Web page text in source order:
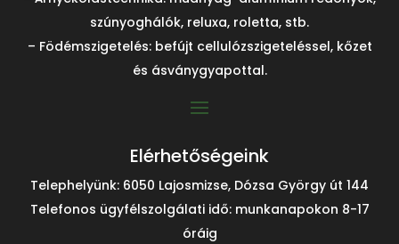
szúnyoghálók, reluxa, roletta, stb.
– Födémszigetelés: befújt cellulózszigeteléssel, kőzet
és ásványgyapottal.
Elérhetőségeink
Telephelyünk: 6050 Lajosmizse, Dózsa György út 144
Telefonos ügyfélszolgálati idő: munkanapokon 8-17
óráig